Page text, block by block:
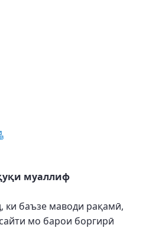
муаллиф
ки баъзе маводи рақамӣ,
мо барои боргирӣ